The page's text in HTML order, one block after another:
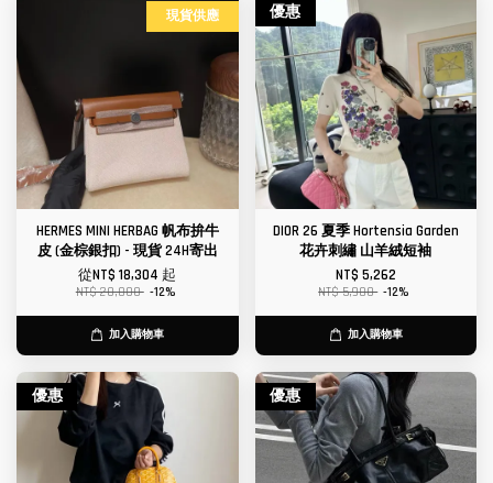
現貨供應
HERMES MINI HERBAG 帆布拚牛
皮 (金棕銀扣) - 現貨 24H寄出
從NT$ 18,304起
NT$ 20,800 -12%
加入購物車
優惠
DIOR 26 夏季 Hortensia Garden
花卉刺繡 山羊絨短袖
NT$ 5,262
NT$ 5,980 -12%
加入購物車
優惠 優惠